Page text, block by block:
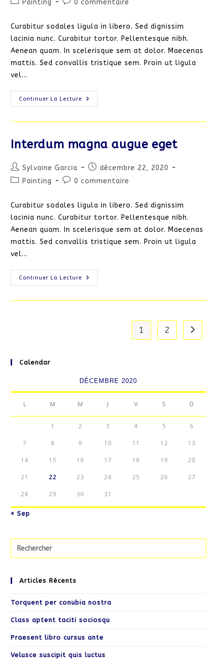
Painting
la
publication :
0 commentaire
Curabitur sodales ligula in libero. Sed dignissim
lacinia nunc. Curabitur tortor. Pellentesque nibh.
Aenean quam. In scelerisque sem at dolor. Maecenas
mattis. Sed convallis tristique sem. Proin ut ligula
vel…
Continuer La Lecture
Neque
Adipiscing
Interdum magna augue eget
Auteur/autrice
de
Sylvaine Garcia
Publication
publiée :
décembre 22, 2020
PostPainting
Commentaires
la
publication :
0 commentaire
Curabitur sodales ligula in libero. Sed dignissim
lacinia nunc. Curabitur tortor. Pellentesque nibh.
Aenean quam. In scelerisque sem at dolor. Maecenas
mattis. Sed convallis tristique sem. Proin ut ligula
vel…
Continuer La Lecture
Interdum
Magna
1 2 Aller à
Calendar
DÉCEMBRE 2020
L M M J V S D
1 2 3 4 5 6
7 8 9 10 11 12 13
14 15 16 17 18 19 20
21 22 23 24 25 26 27
28 29 30 31
« Sep
Articles Récents
Torquent per conubia nostra
Class aptent taciti sociosqu
Praesent libro cursus ante
Velusce suscipit quis luctus